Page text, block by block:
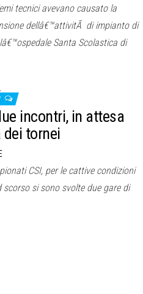
tecnici avevano causato la
dellâ€™attivitÃ di impianto di
Santa Scolastica di
incontri, in attesa
dei tornei
CSI, per le cattive condizioni
scorso si sono svolte due gare di